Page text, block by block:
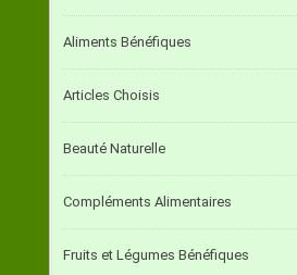
Aliments Bénéfiques
Articles Choisis
Beauté Naturelle
Compléments Alimentaires
Fruits et Légumes Bénéfiques